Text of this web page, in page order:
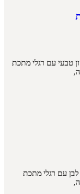
טבעי עם רגלי מתכת
לבן עם רגלי מתכת